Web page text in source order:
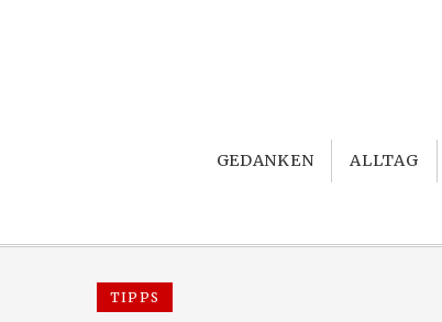
GEDANKEN ALLTAG
TIPPS